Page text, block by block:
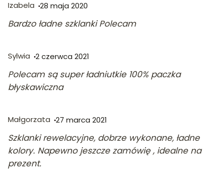
Izabela 28 maja 2020
Bardzo ładne szklanki Polecam
Sylwia 2 czerwca 2021
Polecam są super ładniutkie 100% paczka
błyskawiczna
Małgorzata 27 marca 2021
Szklanki rewelacyjne, dobrze wykonane, ładne
kolory. Napewno jeszcze zamówię , idealne na
prezent.